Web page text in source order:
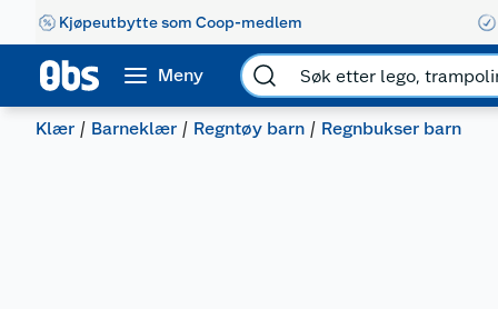
Kjøpeutbytte som Coop-medlem
Meny
Klær Barneklær Regntøy barn Regnbukser barn